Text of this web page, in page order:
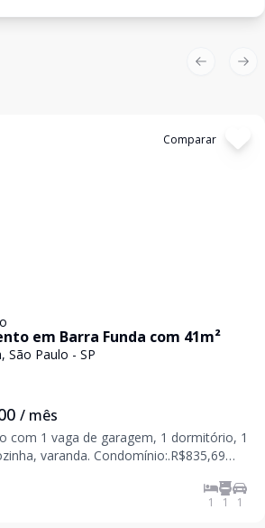
Comparar
em Barra Funda com 41m²
São Paulo - SP
/ mês
com 1 vaga de garagem, 1 dormitório, 1
Condomínio:.R$835,69
1 1 1
Previous